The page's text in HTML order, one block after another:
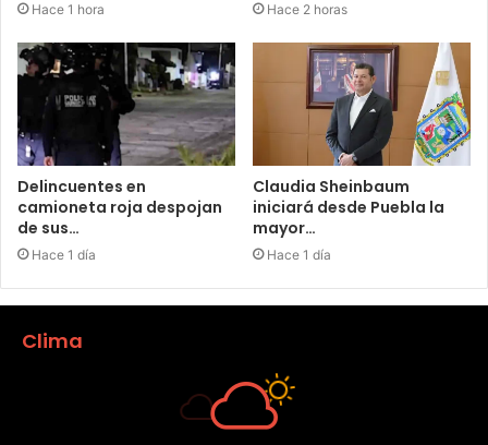
Hace 1 hora Hace 2 horas
Delincuentes en
camioneta roja despojan
de sus…
Hace 1 día
Claudia Sheinbaum
iniciará desde Puebla la
mayor…
Hace 1 día
Clima